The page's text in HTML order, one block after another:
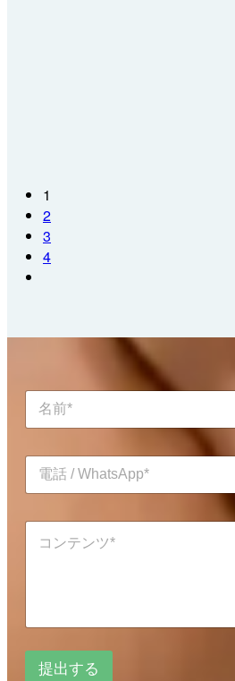
1
2
3
4
名
*
電
/
p
*
コ
*
提出する